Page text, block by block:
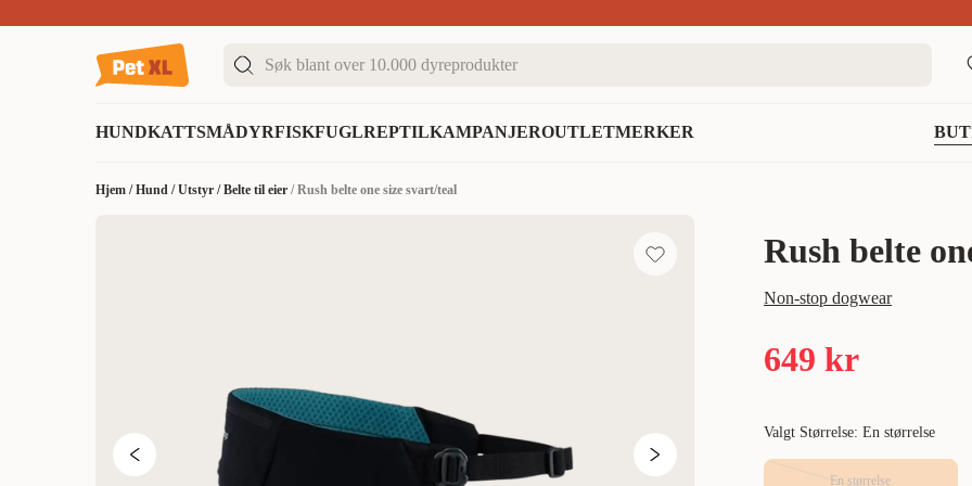
HUNDKATTSMÅDYRFISKFUGLREPTILKAMPANJEROUTLETMERKER
Hjem /Hund /Utstyr /Belte til eier /Rush belte one size svart/teal
Rush belte
Non-stop dogwear
649 kr
Valgt Størrelse: En størrelse
En størrelse